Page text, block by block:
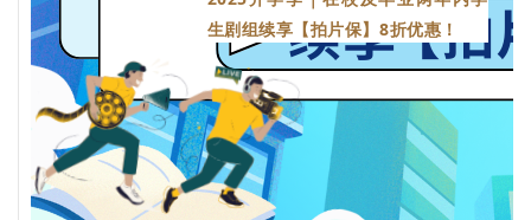
生剧组续享【拍片保】8折优惠！